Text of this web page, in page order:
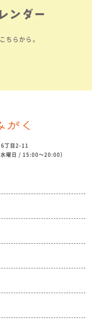
ンダー
ちらから。
丁目2-11
曜日 / 15:00～20:00）